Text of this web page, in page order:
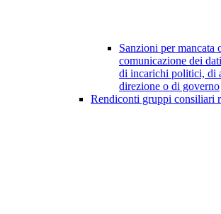
Sanzioni per mancata
comunicazione dei
di incarichi politici, di
direzione o di governo
Rendiconti gruppi consiliari